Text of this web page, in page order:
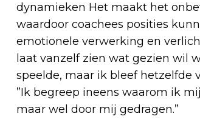
dynamieken Het maakt het
waardoor coachees posities
emotionele verwerking en
laat vanzelf zien wat gezien wil
speelde, maar ik bleef hetzelfde
”Ik begreep ineens waarom ik
maar wel door mij gedragen.”